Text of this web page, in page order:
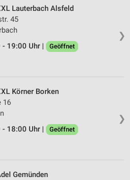
❯
Lauterbach Alsfeld
45
19:00 Uhr |
Geöffnet
❯
Körner Borken
16
18:00 Uhr |
Geöffnet
Gemünden